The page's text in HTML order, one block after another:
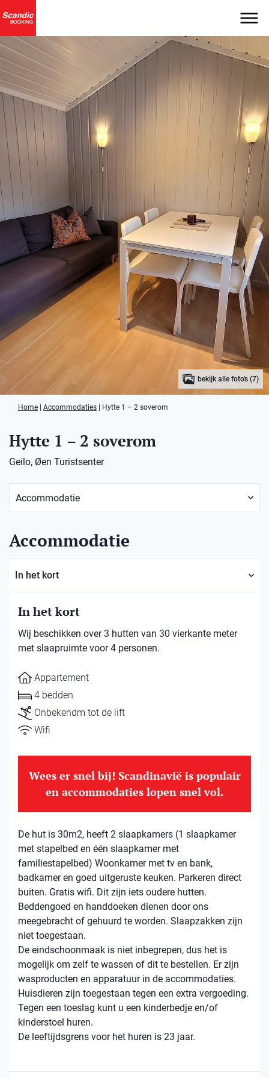
bekijk alle foto's (7)
Home Accommodaties Hytte 1 – 2 soverom
Hytte 1 – 2 soverom
Geilo, Øen Turistsenter
Accommodatie
In het kort
In het kort
Wij beschikken over 3 hutten van 30 vierkante meter
met slaapruimte voor 4 personen.
Appartement
4 bedden
Onbekendm tot de lift
Wifi
Wees er snel bij! Scandinavië is populair
en accommodaties lopen snel vol.
De hut is 30m2, heeft 2 slaapkamers (1 slaapkamer
met stapelbed en één slaapkamer met
familiestapelbed) Woonkamer met tv en bank,
badkamer en goed uitgeruste keuken. Parkeren direct
buiten. Gratis wifi. Dit zijn iets oudere hutten.
Beddengoed en handdoeken dienen door ons
meegebracht of gehuurd te worden. Slaapzakken zijn
niet toegestaan.
De eindschoonmaak is niet inbegrepen, dus het is
mogelijk om zelf te wassen of dit te bestellen. Er zijn
wasproducten en apparatuur in de accommodaties.
Huisdieren zijn toegestaan ​​tegen een extra vergoeding.
Tegen een toeslag kunt u een kinderbedje en/of
kinderstoel huren.
De leeftijdsgrens voor het huren is 23 jaar.